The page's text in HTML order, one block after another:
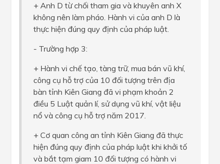
+ Anh D từ chối tham gia và khuyên anh X
không nên làm pháo. Hành vi của anh D là
thực hiện đúng quy định của pháp luật.
- Trường hợp 3:
+ Hành vi chế tạo, tàng trữ, mua bán vũ khí,
công cụ hỗ trợ của 10 đối tượng trên địa
bàn tỉnh Kiên Giang đã vi phạm khoản 2
điều 5 Luật quản lí, sử dụng vũ khí, vật liệu
nổ và công cụ hỗ trợ năm 2017.
+ Cơ quan công an tỉnh Kiên Giang đã thực
hiện đúng quy định của pháp luật khi khởi tố
và bắt tạm giam 10 đối tượng có hành vi